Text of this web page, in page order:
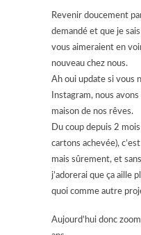
Revenir doucement
demandé et que je
vous aimeraient en
nouveau chez nous.
Ah oui update si vous
Instagram, nous
maison de nos rêves.
Du coup depuis 2
cartons achevée),
mais sûrement, et
j’adorerai que ça aille
quoi comme autre
Aujourd’hui donc